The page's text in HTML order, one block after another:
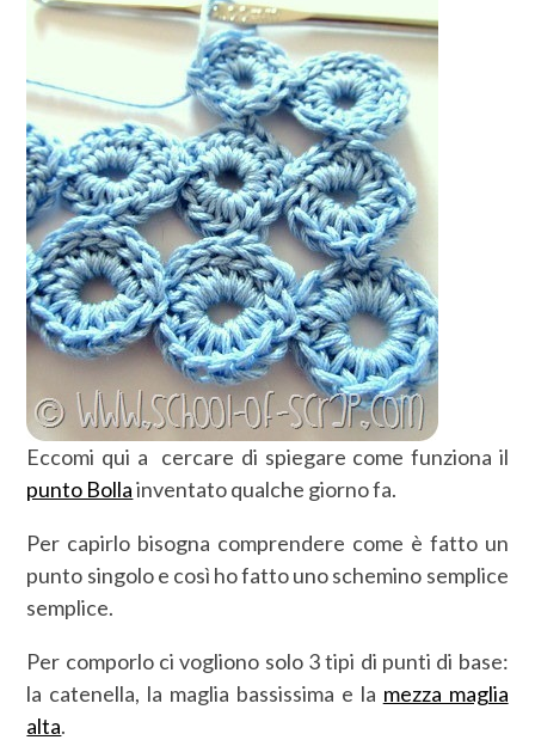
Eccomi qui a cercare di spiegare come funziona il
punto Bollainventato qualche giorno fa.
Per capirlo bisogna comprendere come è fatto un
punto singolo e così ho fatto uno schemino semplice
semplice.
Per comporlo ci vogliono solo 3 tipi di punti di base:
la catenella, la maglia bassissima e la mezza maglia
alta.